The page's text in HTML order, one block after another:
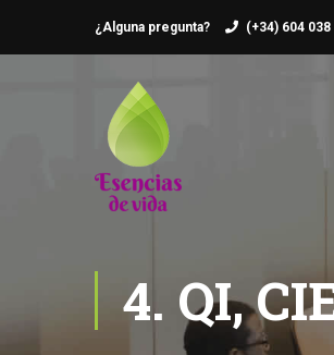
¿Alguna pregunta? (+34) 604 038
4. QI,